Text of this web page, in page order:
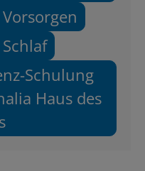
Schulung
Haus des